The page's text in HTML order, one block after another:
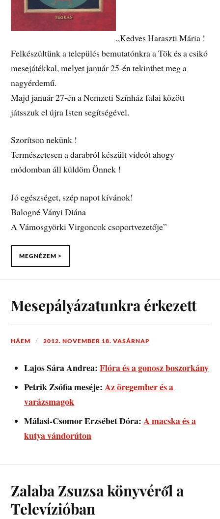
„Kedves Haraszti Mária !
Felkészültünk a település bemutatónkra a Tök és a csikó
mesejátékkal, melyet január 25-én tekinthet meg a
nagyérdemű.
Majd január 27-én a Nemzeti Színház falai között
játsszuk el újra Isten segítségével.
Szorítson nekünk !
Természetesen a darabról készült videót ahogy
módomban áll küldöm Önnek !
Jó egészséget, szép napot kívánok!
Balogné Ványi Diána
A Vámosgyörki Virgoncok csoportvezetője”
MEGNÉZEM >
Mesepályázatunkra érkezett
HÁEM 2012. NOVEMBER 18. VASÁRNAP
Lajos Sára Andrea:Flóra és a gonosz boszorkány
Petrik Zsófia meséje:Az öregember és a
varázsmagok
Málasi-Csomor Erzsébet Dóra:A macska és a
kutya vándorúton
Zalaba Zsuzsa könyvéről a
Televízióban